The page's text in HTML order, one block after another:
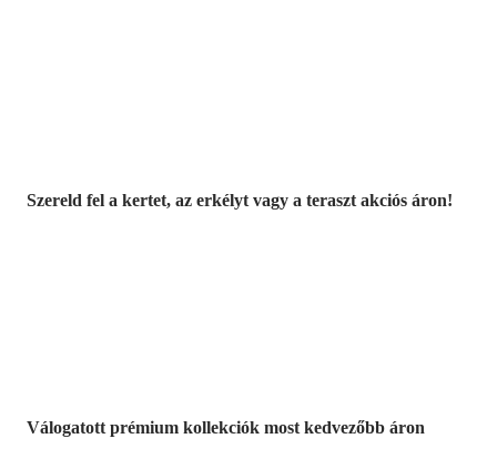
Szereld fel a kertet, az erkélyt vagy a teraszt akciós áron!
Válogatott prémium kollekciók most kedvezőbb áron